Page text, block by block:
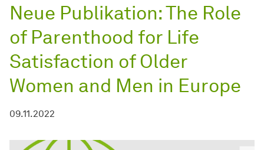
Neue Publikation: The Role
of Parenthood for Life
Satisfaction of Older
Women and Men in Europe
09.11.2022